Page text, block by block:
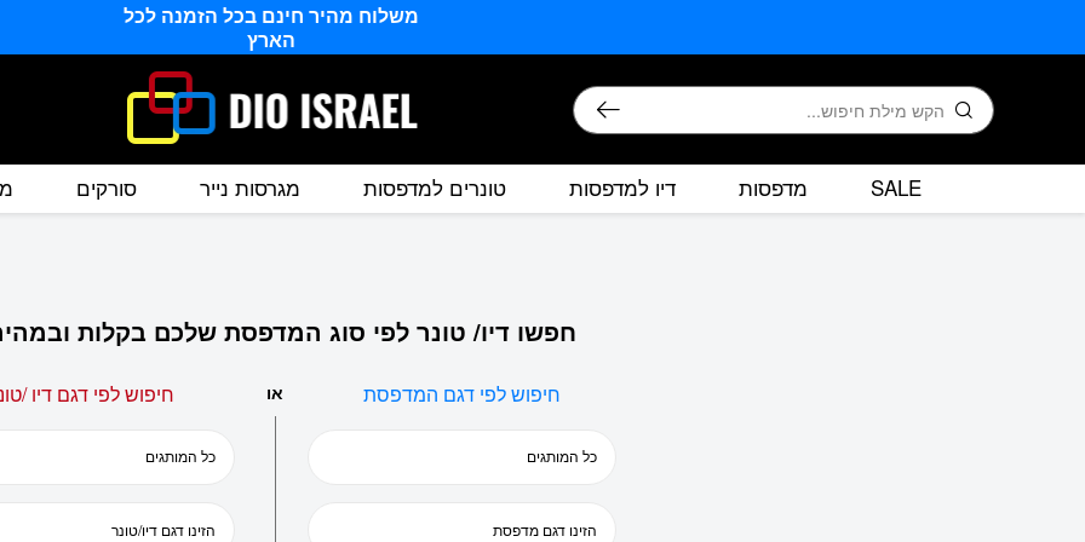
משלוח מהיר חינם בכל הזמנה לכל
הארץ
חיפוש
SALE מדפסות דיו למדפסות טונרים למדפסות מגרסות נייר סורקים
חפשו דיו/ טונר לפי סוג המדפסת שלכם בקלות
חיפוש לפי דגם המדפסת או חיפוש לפי דגם דיו /